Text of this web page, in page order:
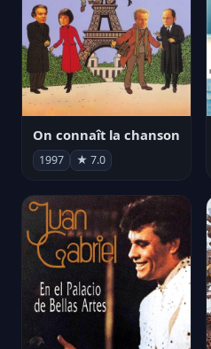
On connaît la chanson
1997 ★ 7.0